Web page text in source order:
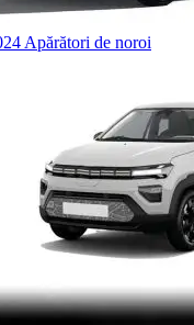
Apărători de noroi